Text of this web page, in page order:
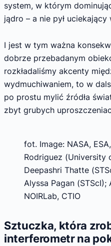
system, w którym
jądro – a nie pył
I jest w tym ważna
dobrze przebadanym
rozkładaliśmy akcenty
wydmuchiwaniem, to w
po prostu mylić źródła
zbyt grubych
fot. Image: NASA,
Rodriguez (University
Deepashri Thatte
Alyssa Pagan (STScI);
NOIRLab, CTIO
Sztuczka, która
interferometr na